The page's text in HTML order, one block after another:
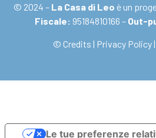
© 2024 – La Casa di Leo è un
Fiscale: 95184810166 – Out-
© Credits | Privacy Policy |
Le tue preferenze